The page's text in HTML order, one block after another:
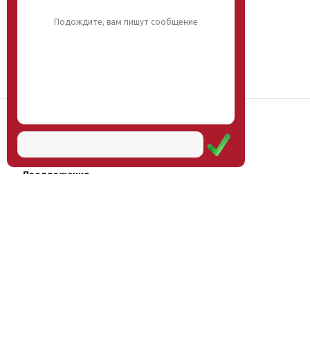
Научная школа
Услуги
Предложения